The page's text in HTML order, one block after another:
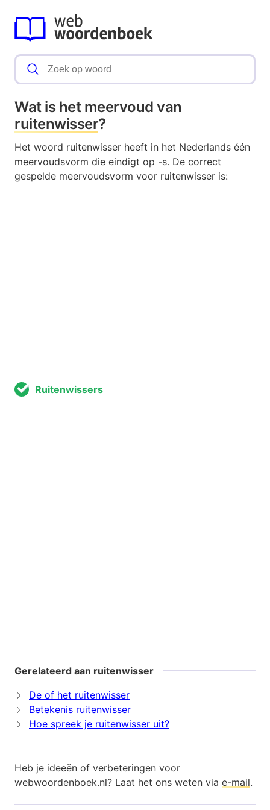
Wat is het meervoud van
ruitenwisser?
Het woord ruitenwisser heeft in het Nederlands één
meervoudsvorm die eindigt op -s. De correct
gespelde meervoudsvorm voor ruitenwisser is:
Ruitenwissers
Gerelateerd aan ruitenwisser
De of het ruitenwisser
Betekenis ruitenwisser
Hoe spreek je ruitenwisser uit?
Heb je ideeën of verbeteringen voor
webwoordenboek.nl? Laat het ons weten via e-mail.